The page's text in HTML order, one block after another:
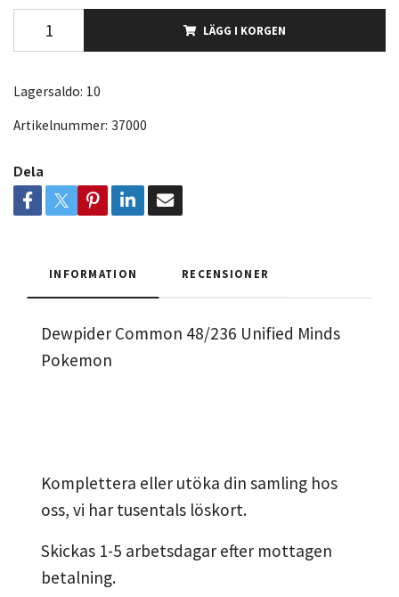
LÄGG I KORGEN
Lagersaldo: 10
Artikelnummer: 37000
Dela
INFORMATION RECENSIONER
Dewpider Common 48/236 Unified Minds
Pokemon
Komplettera eller utöka din samling hos
oss, vi har tusentals löskort.
Skickas 1-5 arbetsdagar efter mottagen
betalning.